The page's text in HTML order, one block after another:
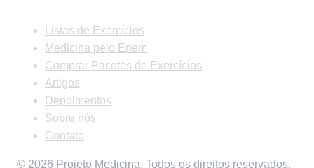
Listas de Exercícios
Medicina pelo Enem
Comprar Pacotes de Exercícios
Artigos
Depoimentos
Sobre nós
Contato
© 2026 Projeto Medicina. Todos os direitos reservados.